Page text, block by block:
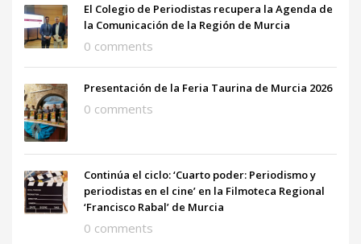
El Colegio de Periodistas recupera la Agenda de
la Comunicación de la Región de Murcia
0 comments
Presentación de la Feria Taurina de Murcia 2026
0 comments
Continúa el ciclo: ‘Cuarto poder: Periodismo y
periodistas en el cine’ en la Filmoteca Regional
‘Francisco Rabal’ de Murcia
0 comments